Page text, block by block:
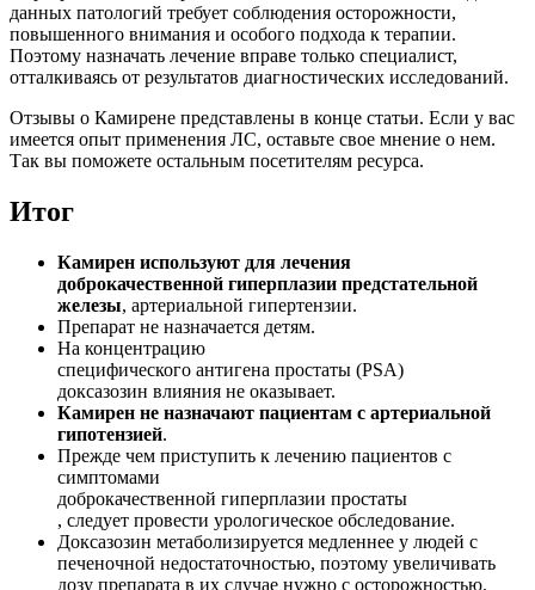
данных патологий требует соблюдения осторожности,
повышенного внимания и особого подхода к терапии.
Поэтому назначать лечение вправе только специалист,
отталкиваясь от результатов диагностических исследований.
Отзывы о Камирене представлены в конце статьи. Если у вас
имеется опыт применения ЛС, оставьте свое мнение о нем.
Так вы поможете остальным посетителям ресурса.
Итог
Камирен используют для лечения
доброкачественной гиперплазии предстательной
железы, артериальной гипертензии.
Препарат не назначается детям.
На концентрацию
специфического антигена простаты (PSA)
доксазозин влияния не оказывает.
Камирен не назначают пациентам с артериальной
гипотензией.
Прежде чем приступить к лечению пациентов с
симптомами
доброкачественной гиперплазии простаты
, следует провести урологическое обследование.
Доксазозин метаболизируется медленнее у людей с
печеночной недостаточностью, поэтому увеличивать
дозу препарата в их случае нужно с осторожностью.